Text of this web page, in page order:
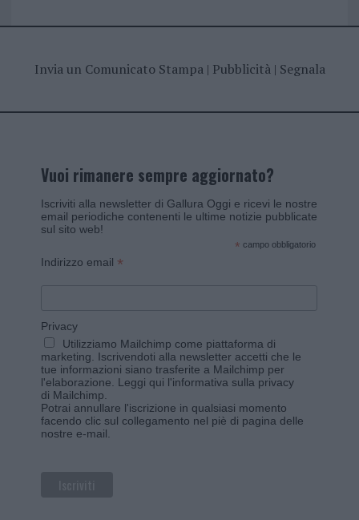
Invia un Comunicato Stampa| Pubblicità| Segnala
Vuoi rimanere sempre aggiornato?
Iscriviti alla newsletter di Gallura Oggi e ricevi le nostre
email periodiche contenenti le ultime notizie pubblicate
sul sito web!
* campo obbligatorio
Indirizzo email *
Privacy
Utilizziamo Mailchimp come piattaforma di
marketing. Iscrivendoti alla newsletter accetti che le
tue informazioni siano trasferite a Mailchimp per
l'elaborazione. Leggi qui l'informativa sulla privacy
di Mailchimp
Potrai annullare l'iscrizione in qualsiasi momento
facendo clic sul collegamento nel piè di pagina delle
nostre e-mail.